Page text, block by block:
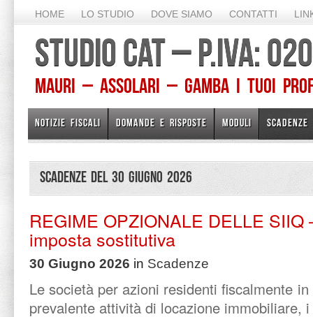
HOME LO STUDIO DOVE SIAMO CONTATTI
STUDIO CAT – P.IVA:
Mauri – Assolari – Gamba I TUOI
NOTIZIE FISCALI DOMANDE E RISPOSTE MODULI SCADENZE
Scadenze del 30 Giugno 2026
REGIME OPZIONALE DELLE SIIQ
imposta sostitutiva
30 Giugno 2026 in Scadenze
Le società per azioni residenti fiscalmente
prevalente attività di locazione immobiliare,